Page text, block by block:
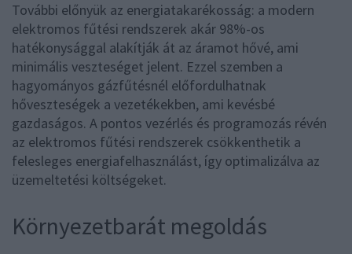
További előnyük az energiatakarékosság: a modern
elektromos fűtési rendszerek akár 98%-os
hatékonysággal alakítják át az áramot hővé, ami
minimális veszteséget jelent. Ezzel szemben a
hagyományos gázfűtésnél előfordulhatnak
hőveszteségek a vezetékekben, ami kevésbé
gazdaságos. A pontos vezérlés és programozás révén
az elektromos fűtési rendszerek csökkenthetik a
felesleges energiafelhasználást, így optimalizálva az
üzemeltetési költségeket.
Környezetbarát megoldás